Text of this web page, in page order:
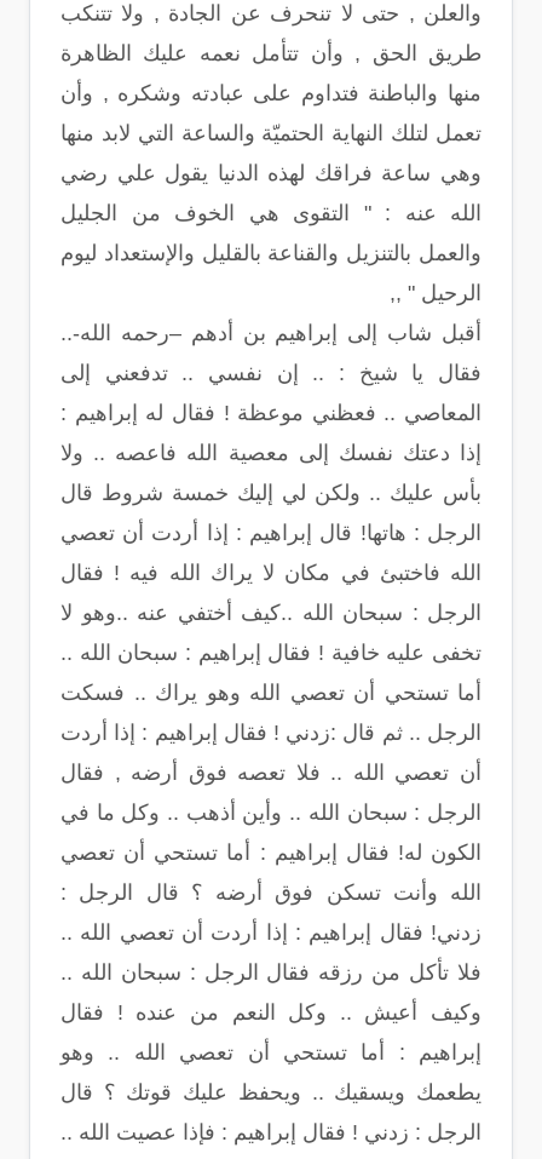
والعلن , حتى لا تنحرف عن الجادة , ولا تتنكب
طريق الحق , وأن تتأمل نعمه عليك الظاهرة
منها والباطنة فتداوم على عبادته وشكره , وأن
تعمل لتلك النهاية الحتميّة والساعة التي لابد منها
وهي ساعة فراقك لهذه الدنيا يقول علي رضي
الله عنه : " التقوى هي الخوف من الجليل
والعمل بالتنزيل والقناعة بالقليل والإستعداد ليوم
الرحيل " ,,
أقبل شاب إلى إبراهيم بن أدهم –رحمه الله-..
فقال يا شيخ : .. إن نفسي .. تدفعني إلى
المعاصي .. فعظني موعظة ! فقال له إبراهيم :
إذا دعتك نفسك إلى معصية الله فاعصه .. ولا
بأس عليك .. ولكن لي إليك خمسة شروط قال
الرجل : هاتها! قال إبراهيم : إذا أردت أن تعصي
الله فاختبئ في مكان لا يراك الله فيه ! فقال
الرجل : سبحان الله ..كيف أختفي عنه ..وهو لا
تخفى عليه خافية ! فقال إبراهيم : سبحان الله ..
أما تستحي أن تعصي الله وهو يراك .. فسكت
الرجل .. ثم قال :زدني ! فقال إبراهيم : إذا أردت
أن تعصي الله .. فلا تعصه فوق أرضه , فقال
الرجل : سبحان الله .. وأين أذهب .. وكل ما في
الكون له! فقال إبراهيم : أما تستحي أن تعصي
الله وأنت تسكن فوق أرضه ؟ قال الرجل :
زدني! فقال إبراهيم : إذا أردت أن تعصي الله ..
فلا تأكل من رزقه فقال الرجل : سبحان الله ..
وكيف أعيش .. وكل النعم من عنده ! فقال
إبراهيم : أما تستحي أن تعصي الله .. وهو
يطعمك ويسقيك .. ويحفظ عليك قوتك ؟ قال
الرجل : زدني ! فقال إبراهيم : فإذا عصيت الله ..